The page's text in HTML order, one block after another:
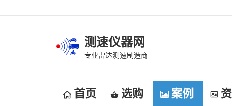
测速仪器网
专业雷达测速制造商
首页 选购 案例